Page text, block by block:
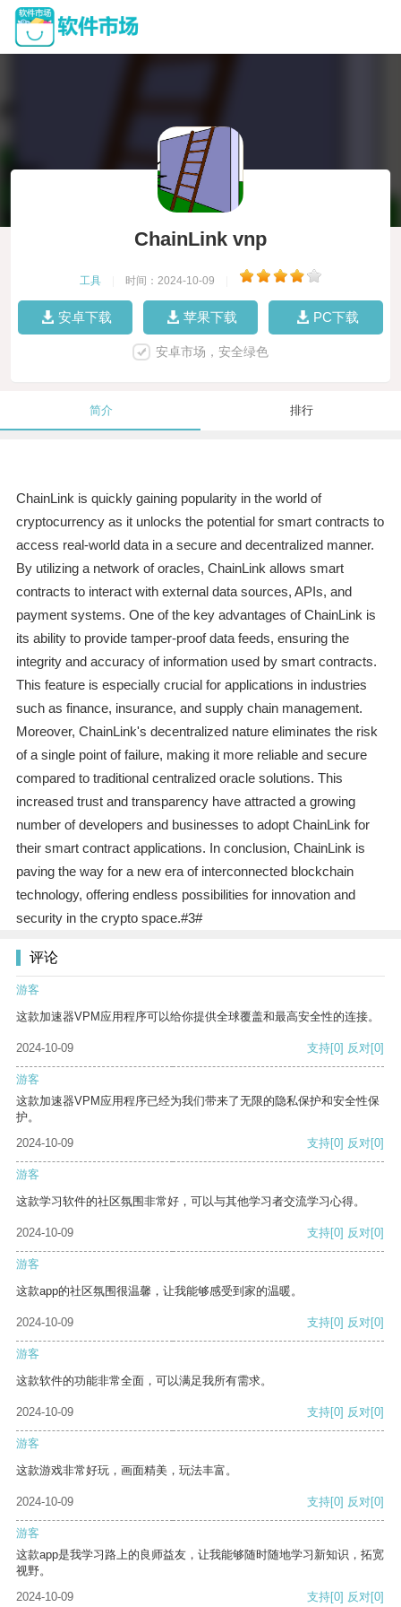
ChainLink vnp
工具 时间：2024-10-09
安卓下载 苹果下载 PC下载
安卓市场，安全绿色
简介 排行
ChainLink is quickly gaining popularity in the world of
cryptocurrency as it unlocks the potential for smart contracts to
access real-world data in a secure and decentralized manner.
By utilizing a network of oracles, ChainLink allows smart
contracts to interact with external data sources, APIs, and
payment systems. One of the key advantages of ChainLink is
its ability to provide tamper-proof data feeds, ensuring the
integrity and accuracy of information used by smart contracts.
This feature is especially crucial for applications in industries
such as finance, insurance, and supply chain management.
Moreover, ChainLink's decentralized nature eliminates the risk
of a single point of failure, making it more reliable and secure
compared to traditional centralized oracle solutions. This
increased trust and transparency have attracted a growing
number of developers and businesses to adopt ChainLink for
their smart contract applications. In conclusion, ChainLink is
paving the way for a new era of interconnected blockchain
technology, offering endless possibilities for innovation and
security in the crypto space.#3#
评论
游客
这款加速器VPM应用程序可以给你提供全球覆盖和最高安全性的连接。
2024-10-09 支持[0] 反对[0]
游客
这款加速器VPM应用程序已经为我们带来了无限的隐私保护和安全性保
护。
2024-10-09
支持[0] 反对[0]
游客
这款学习软件的社区氛围非常好，可以与其他学习者交流学习心得。
2024-10-09 支持[0] 反对[0]
游客
这款app的社区氛围很温馨，让我能够感受到家的温暖。
2024-10-09 支持[0] 反对[0]
游客
这款软件的功能非常全面，可以满足我所有需求。
2024-10-09 支持[0] 反对[0]
游客
这款游戏非常好玩，画面精美，玩法丰富。
2024-10-09 支持[0] 反对[0]
游客
这款app是我学习路上的良师益友，让我能够随时随地学习新知识，拓宽
视野。
2024-10-09
支持[0] 反对[0]